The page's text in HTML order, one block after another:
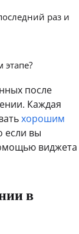
раз и
после
Каждая
хорошим
если вы
виджета
в